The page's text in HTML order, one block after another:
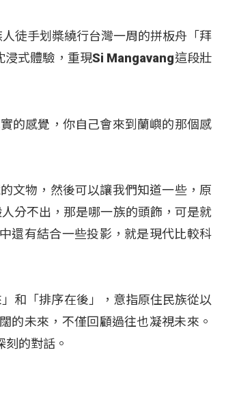
徒手划槳繞行台灣一周的拼板舟「拜
式體驗，重現Si Mangavang這段壯
的感覺，你自己會來到蘭嶼的那個感
文物，然後可以讓我們知道一些，原
分不出，那是哪一族的頭飾，可是就
還有結合一些投影，就是現代比較科
和「排序在後」，意指原住民族從以
的未來，不僅回顧過往也凝視未來。
的對話。